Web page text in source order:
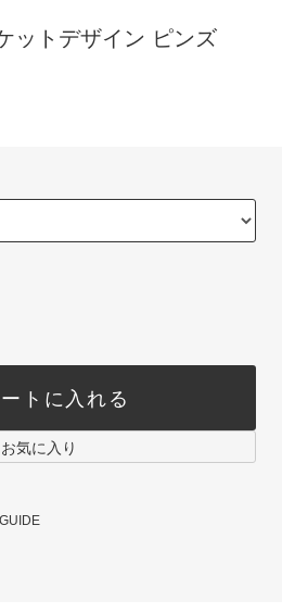
ットデザイン ピンズ
トに入れる
お気に入り